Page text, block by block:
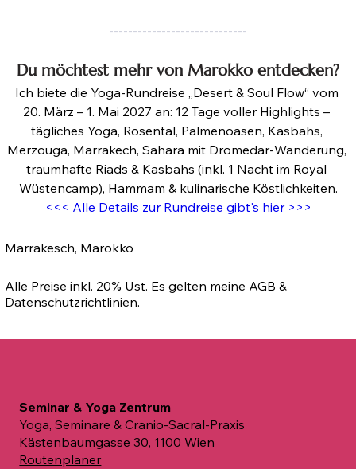
Marrakesch, Marokko
-----------------------------
Du möchtest mehr von Marokko entdecken?
Ich biete die Yoga-Rundreise „Desert & Soul Flow“ vom
20. März – 1. Mai 2027 an: 12 Tage voller Highlights –
tägliches Yoga, Rosental, Palmenoasen, Kasbahs,
Merzouga, Marrakech, Sahara mit Dromedar-Wanderung,
traumhafte Riads & Kasbahs (inkl. 1 Nacht im Royal
Wüstencamp), Hammam & kulinarische Köstlichkeiten.
<<< Alle Details zur Rundreise gibt's hier >>>
Alle Preise inkl. 20% Ust. Es gelten meine AGB &
Datenschutzrichtlinien.
Seminar & Yoga Zentrum
Yoga, Seminare & Cranio-Sacral-Praxis
Kästenbaumgasse 30, 1100 Wien
Routenplaner